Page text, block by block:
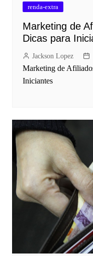
renda-extra
Marketing de
Dicas para
Jackson Lopez
Marketing de
Iniciantes